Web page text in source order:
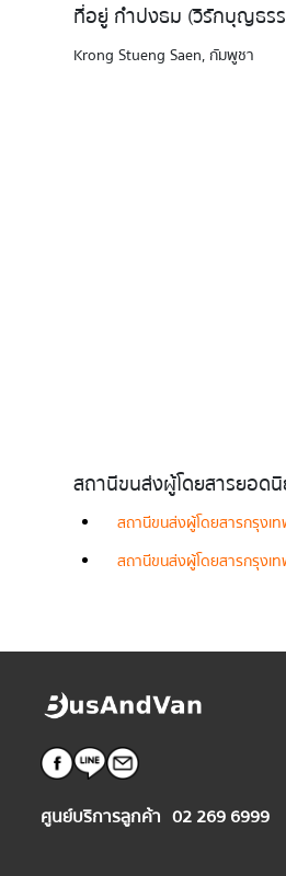
ที่อยู่ กำปงธม (วิรักบุญธร
Krong Stueng Saen, กัมพูชา
สถานีขนส่งผู้โดยสารยอด
สถานีขนส่งผู้โดยสารกรุงเ
สถานีขนส่งผู้โดยสารกรุงเ
ศูนย์บริการลูกค้า 02 269 6999